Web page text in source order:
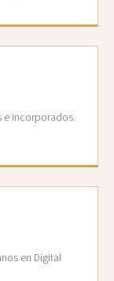
e incorporados
en Digital